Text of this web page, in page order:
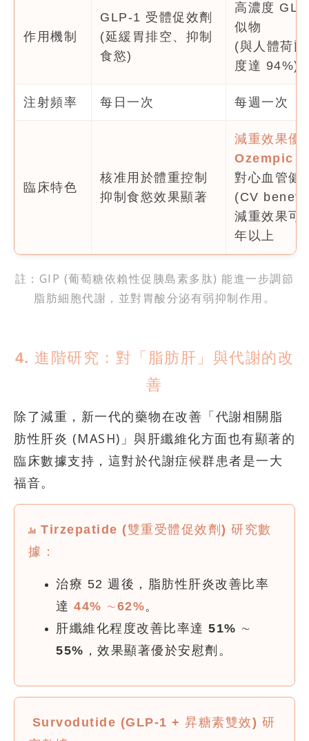
作用機制
GLP-1 受體促效劑
(延緩胃排空、抑制
食慾)
高濃度
似物
(與人體荷
度達 94%)
注射頻率 每日一次 每週一次
臨床特色
核准用於體重控制
抑制食慾效果顯著
減重效果優
Ozempic
對心血管健
(CV
減重效果可
年以上
註：GIP (葡萄糖依賴性促胰島素多肽) 能進一步調節
脂肪細胞代謝，並對胃酸分泌有弱抑制作用。
4. 進階研究：對「脂肪肝」與代謝的改
善
除了減重，新一代的藥物在改善「代謝相關脂
肪性肝炎 (MASH)」與肝纖維化方面也有顯著的
臨床數據支持，這對於代謝症候群患者是一大
福音。
Tirzepatide (雙重受體促效劑) 研究數
據：
治療 52 週後，脂肪性肝炎改善比率
達 44% ∼62%。
肝纖維化程度改善比率達 51% ∼
55% ，效果顯著優於安慰劑。
Survodutide (GLP-1 + 昇糖素雙效) 研